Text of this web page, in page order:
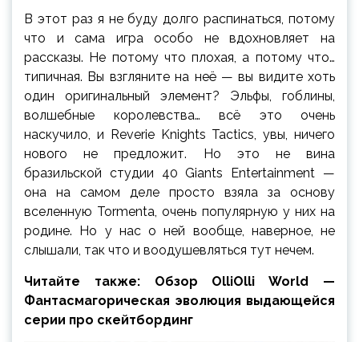
В этот раз я не буду долго распинаться, потому
что и сама игра особо не вдохновляет на
рассказы. Не потому что плохая, а потому что…
типичная. Вы взгляните на неё — вы видите хоть
один оригинальный элемент? Эльфы, гоблины,
волшебные королевства… всё это очень
наскучило, и Reverie Knights Tactics, увы, ничего
нового не предложит. Но это не вина
бразильской студии 40 Giants Entertainment —
она на самом деле просто взяла за основу
вселенную Tormenta, очень популярную у них на
родине. Но у нас о ней вообще, наверное, не
слышали, так что и воодушевляться тут нечем.
Читайте также: Обзор OlliOlli World —
Фантасмагорическая эволюция выдающейся
серии про скейтбординг